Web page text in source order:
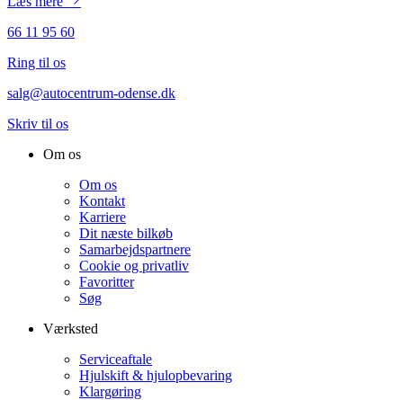
66 11 95 60
Ring til os
salg@autocentrum-odense.dk
Skriv til os
Om os
Om os
Kontakt
Karriere
Dit næste bilkøb
Samarbejdspartnere
Cookie og privatliv
Favoritter
Søg
Værksted
Serviceaftale
Hjulskift & hjulopbevaring
Klargøring